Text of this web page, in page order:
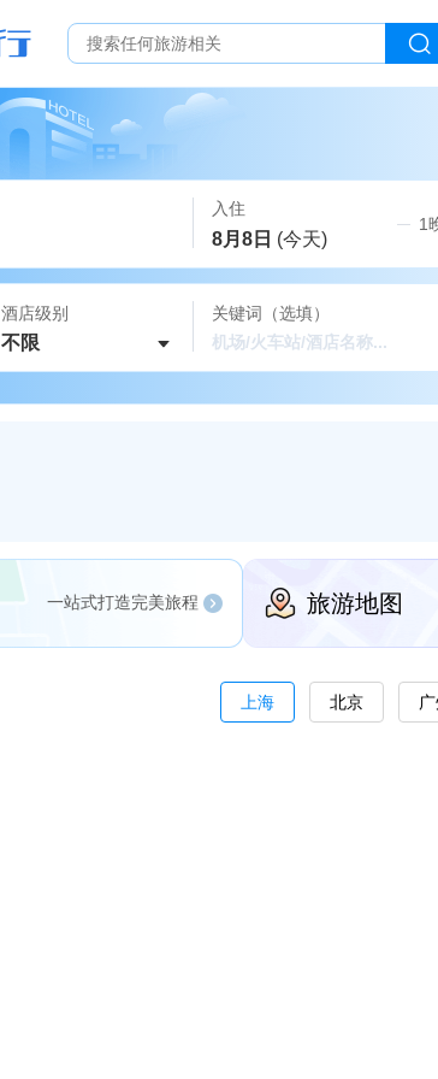
入住
8月8日 (今天)
1
酒店级别
不限
关键词（选填）
一站式打造完美旅程 旅游地图
上海 北京 广